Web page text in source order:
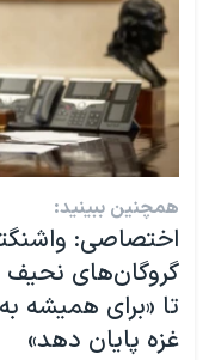
همچنین ببینید:
اختصاصی:
گروگان‌های نحیف
تا «برای همیشه
غزه پایان دهد»